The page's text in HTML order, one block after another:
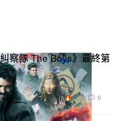
察隊 The Boys》最終第
62.2K 0